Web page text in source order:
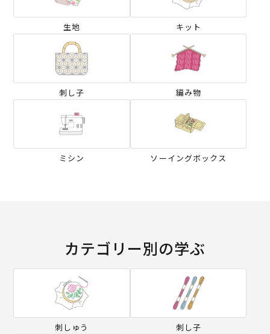
生地 キット
刺し子 編み物
ミシン ソーイングボックス
カテゴリー別の学ぶ
刺しゅう 刺し子